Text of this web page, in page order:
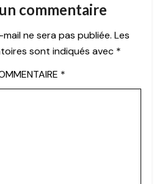
commentaire
ne sera pas publiée. Les
sont indiqués avec *
*